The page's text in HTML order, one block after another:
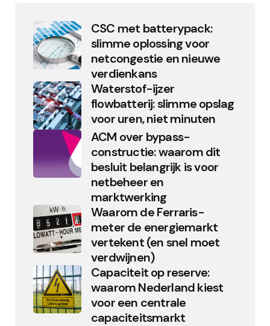
CSC met batterypack:
slimme oplossing voor
netcongestie en nieuwe
verdienkans
Waterstof-ijzer
flowbatterij: slimme opslag
voor uren, niet minuten
ACM over bypass-
constructie: waarom dit
besluit belangrijk is voor
netbeheer en
marktwerking
Waarom de Ferraris-
meter de energiemarkt
vertekent (en snel moet
verdwijnen)
Capaciteit op reserve:
waarom Nederland kiest
voor een centrale
capaciteitsmarkt